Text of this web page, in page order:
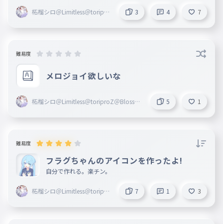
柘榴シロ＠Limitless＠toripro
3 4 7
難易度
メロジョイ欲しいな
柘榴シロ＠Limitless＠toriproZ＠Blosso
5 1
難易度
フラグちゃんのアイコンを作ったよ!
自分で作れる。楽チン。
柘榴シロ＠Limitless＠toripro
7 1 3